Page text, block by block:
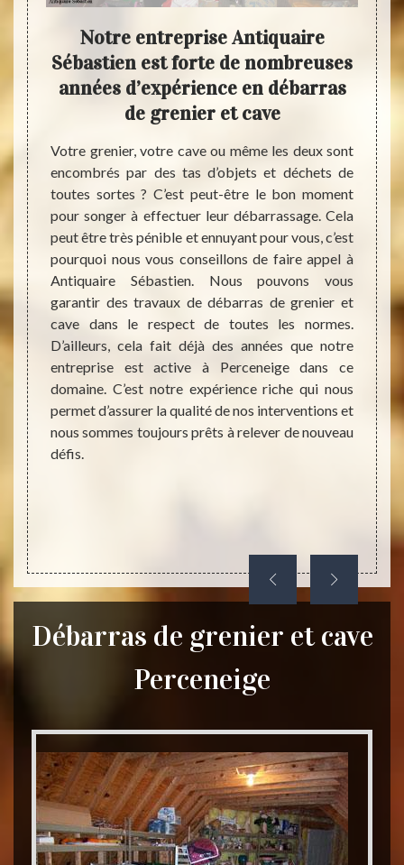
plus
Cela
en
et
Si
de
Notre entreprise Antiquaire
Sébastien est forte de nombreuses
années d’expérience en débarras
de grenier et cave
Votre grenier, votre cave ou même les deux sont
encombrés par des tas d’objets et déchets de
toutes sortes ? C’est peut-être le bon moment
pour songer à effectuer leur débarrassage. Cela
peut être très pénible et ennuyant pour vous, c’est
pourquoi nous vous conseillons de faire appel à
Antiquaire Sébastien. Nous pouvons vous
garantir des travaux de débarras de grenier et
cave dans le respect de toutes les normes.
D’ailleurs, cela fait déjà des années que notre
entreprise est active à Perceneige dans ce
domaine. C’est notre expérience riche qui nous
permet d’assurer la qualité de nos interventions et
nous sommes toujours prêts à relever de nouveau
défis.
vos
de
de
les
les
Débarras de grenier et cave
Perceneige